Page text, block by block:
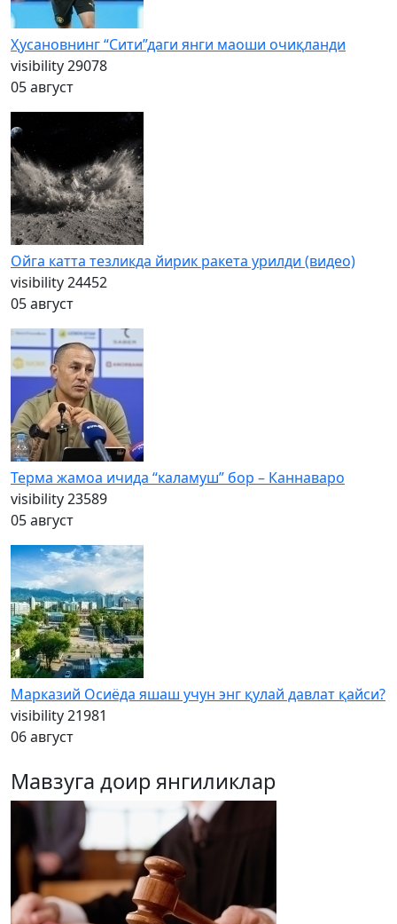
Ҳусановнинг “Сити”даги янги маоши очиқланди
visibility29078
05 август
Ойга катта тезликда йирик ракета урилди (видео)
visibility24452
05 август
Терма жамоа ичида “каламуш” бор – Каннаваро
visibility23589
05 август
Марказий Осиёда яшаш учун энг қулай давлат қайси?
visibility21981
06 август
Мавзуга доир янгиликлар